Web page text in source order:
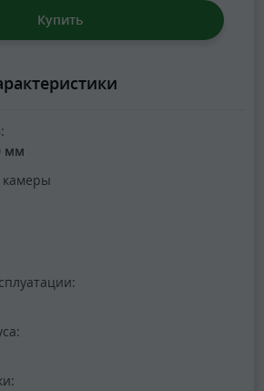
Купить
мм